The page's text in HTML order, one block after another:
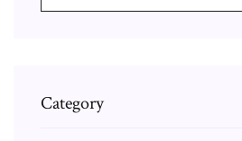
Category